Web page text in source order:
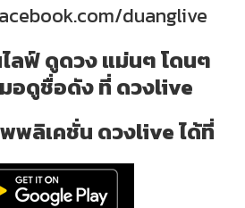
duanglive
ลฟ์ ดูดวง แม่นๆ โดนๆ
อดูชื่อดัง ที่ ดวงlive
พลิเคชั่น ดวงlive ได้ที่